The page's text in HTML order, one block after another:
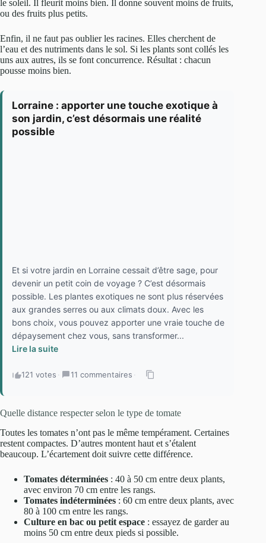
le soleil. Il fleurit moins bien. Il donne souvent moins de fruits,
ou des fruits plus petits.
Enfin, il ne faut pas oublier les racines. Elles cherchent de
l’eau et des nutriments dans le sol. Si les plants sont collés les
uns aux autres, ils se font concurrence. Résultat : chacun
pousse moins bien.
Lorraine : apporter une touche exotique à
son jardin, c’est désormais une réalité
possible
Et si votre jardin en Lorraine cessait d’être sage, pour
devenir un petit coin de voyage ? C’est désormais
possible. Les plantes exotiques ne sont plus réservées
aux grandes serres ou aux climats doux. Avec les
bons choix, vous pouvez apporter une vraie touche de
dépaysement chez vous, sans transformer...
Lire la suite
121 votes · 11 commentaires ·
Quelle distance respecter selon le type de tomate
Toutes les tomates n’ont pas le même tempérament. Certaines
restent compactes. D’autres montent haut et s’étalent
beaucoup. L’écartement doit suivre cette différence.
Tomates déterminées : 40 à 50 cm entre deux plants,
avec environ 70 cm entre les rangs.
Tomates indéterminées : 60 cm entre deux plants, avec
80 à 100 cm entre les rangs.
Culture en bac ou petit espace : essayez de garder au
moins 50 cm entre deux pieds si possible.